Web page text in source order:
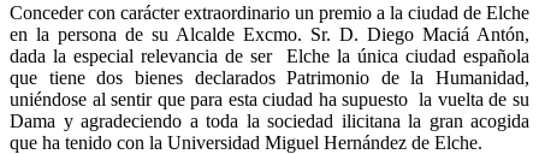
Conceder con carácter extraordinario un premio a la ciudad de Elche
en la persona de su Alcalde Excmo. Sr. D. Diego Maciá Antón,
dada la especial relevancia de ser Elche la única ciudad española
que tiene dos bienes declarados Patrimonio de la Humanidad,
uniéndose al sentir que para esta ciudad ha supuesto la vuelta de su
Dama y agradeciendo a toda la sociedad ilicitana la gran acogida
que ha tenido con la Universidad Miguel Hernández de Elche.